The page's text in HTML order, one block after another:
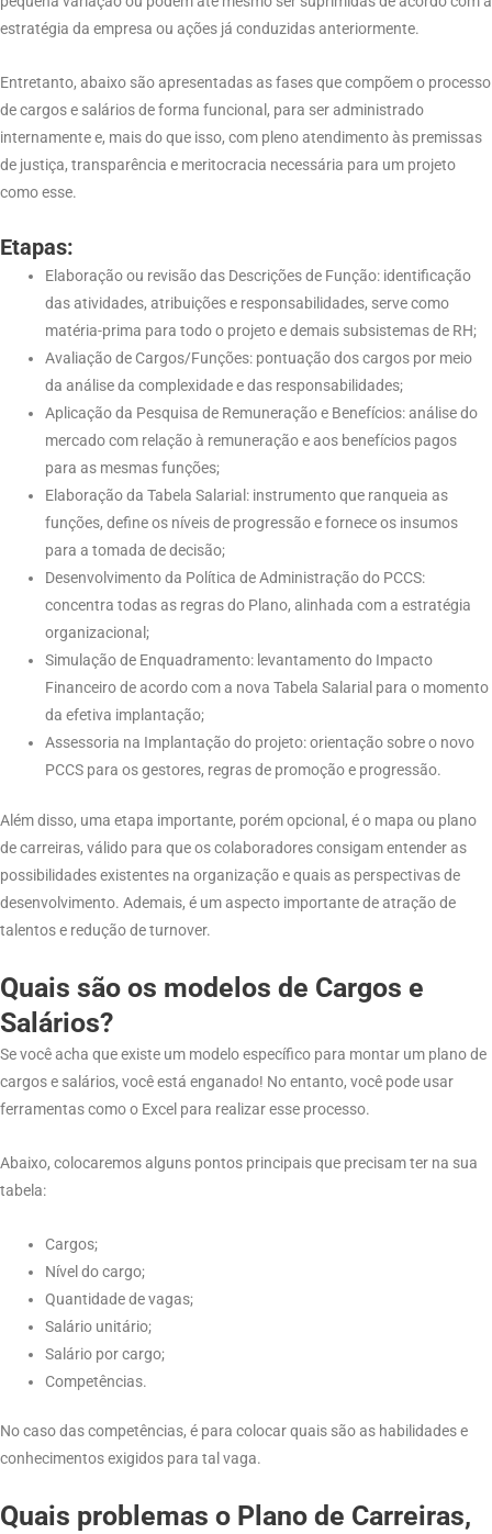
estratégia da empresa ou ações já conduzidas anteriormente.
Entretanto, abaixo são apresentadas as fases que compõem o processo
de cargos e salários de forma funcional, para ser administrado
internamente e, mais do que isso, com pleno atendimento às premissas
de justiça, transparência e meritocracia necessária para um projeto
como esse.
Etapas:
Elaboração ou revisão das Descrições de Função: identificação
das atividades, atribuições e responsabilidades, serve como
matéria-prima para todo o projeto e demais subsistemas de RH;
Avaliação de Cargos/Funções: pontuação dos cargos por meio
da análise da complexidade e das responsabilidades;
Aplicação da Pesquisa de Remuneração e Benefícios: análise do
mercado com relação à remuneração e aos benefícios pagos
para as mesmas funções;
Elaboração da Tabela Salarial: instrumento que ranqueia as
funções, define os níveis de progressão e fornece os insumos
para a tomada de decisão;
Desenvolvimento da Política de Administração do PCCS:
concentra todas as regras do Plano, alinhada com a estratégia
organizacional;
Simulação de Enquadramento: levantamento do Impacto
Financeiro de acordo com a nova Tabela Salarial para o momento
da efetiva implantação;
Assessoria na Implantação do projeto: orientação sobre o novo
PCCS para os gestores, regras de promoção e progressão.
Além disso, uma etapa importante, porém opcional, é o mapa ou plano
de carreiras, válido para que os colaboradores consigam entender as
possibilidades existentes na organização e quais as perspectivas de
desenvolvimento. Ademais, é um aspecto importante de atração de
talentos e redução de turnover.
Quais são os modelos de Cargos e
Salários?
Se você acha que existe um modelo específico para montar um plano de
cargos e salários, você está enganado! No entanto, você pode usar
ferramentas como o Excel para realizar esse processo.
Abaixo, colocaremos alguns pontos principais que precisam ter na sua
tabela:
Cargos;
Nível do cargo;
Quantidade de vagas;
Salário unitário;
Salário por cargo;
Competências.
No caso das competências, é para colocar quais são as habilidades e
conhecimentos exigidos para tal vaga.
Quais problemas o Plano de Carreiras,